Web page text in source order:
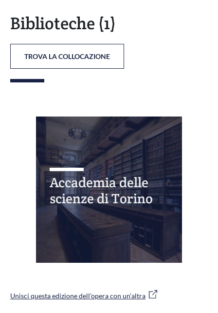
Biblioteche (1)
TROVA LA COLLOCAZIONE
Accademia delle
scienze di Torino
Unisci questa edizione dell'opera con un'altra